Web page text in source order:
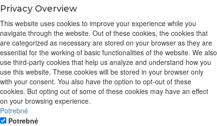
Privacy Overview
This website uses cookies to improve your experience while you
navigate through the website. Out of these cookies, the cookies that
are categorized as necessary are stored on your browser as they are
essential for the working of basic functionalities of the website. We also
use third-party cookies that help us analyze and understand how you
use this website. These cookies will be stored in your browser only
with your consent. You also have the option to opt-out of these
cookies. But opting out of some of these cookies may have an effect
on your browsing experience.
Potrebné
Potrebné